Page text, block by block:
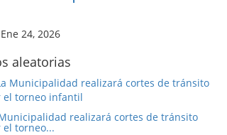
Ene 24, 2026
aleatorias
realizará cortes de tránsito
el torneo...